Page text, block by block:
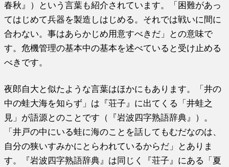
春秋』）という言葉も紹介されています。「困難があっ
てはじめて兵器を製造しはじめる。それでは戦いに間に
合わない。事はあらかじめ用意すべきだ」との意味で
す。危機管理の基本中の基本を述べていると受け止める
べきです。
夜郎自大と似たような言葉はほかにもあります。「井の
中の蛙大海を知らず」は『荘子』に出てくる「井蛙之
見」が語源とのことです（『岩波四字熟語辞典』）。
「井戸の中にいる蛙に海のことを話してもむだなのは、
自分の狭いすみかにとらわれているからだ」とありま
す。『岩波四字熟語辞典』は同じく『荘子』にある「夏